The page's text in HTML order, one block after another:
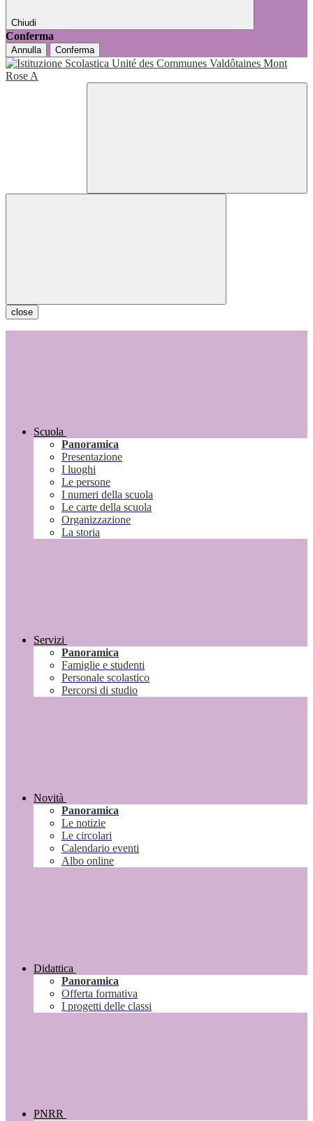
Chiudi
Conferma
Annulla Conferma
close
Scuola
Panoramica
Presentazione
I luoghi
Le persone
I numeri della scuola
Le carte della scuola
Organizzazione
La storia
Servizi
Panoramica
Famiglie e studenti
Personale scolastico
Percorsi di studio
Novità
Panoramica
Le notizie
Le circolari
Calendario eventi
Albo online
Didattica
Panoramica
Offerta formativa
I progetti delle classi
PNRR